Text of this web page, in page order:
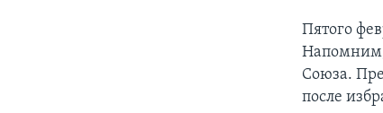
Пятого
Напомним,
Союза.
после